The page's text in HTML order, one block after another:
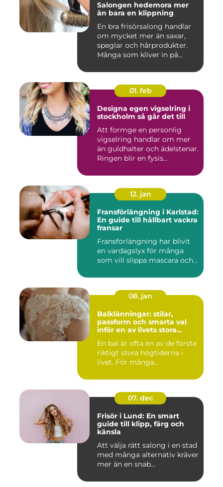
Salongen hedemora mer
än bara en klippning
En bra frisörsalong handlar
om mycket mer än saxar,
speglar och hårprodukter.
Många som kliver in på...
01. feb
Designa egen vigselring i
stockholm så går det till
Att formge en personlig
vigselring handlar om mer
än guldhalter och ädelstenar.
Ringen blir en fysis...
12. jan
Fransförlängning i Karlstad:
En guide till hållbart vackra
fransar
Fransförlängning har blivit
en vardagslyx för många
som vill slippa mascara och...
08. jan
Balklänningar: stilar,
passform och smarta val
inför en av livets stora
En bal är ofta en av de första
riktigt stora högtiderna i
livet. För många...
07. dec
Frisör i Lund: En smart
guide till klipp, färg och
känsla
Att välja rätt salong i en stad
med många alternativ kräver
mer än en snab...